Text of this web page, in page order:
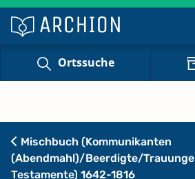
Ortssuche
Mischbuch (Kommunikanten
(Abendmahl)/Beerdigte/
Testamente) 1642-1816